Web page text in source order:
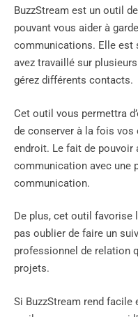
BuzzStream est un outil
pouvant vous aider à
communications. Elle est
avez travaillé sur
gérez différents contacts.
Cet outil vous permettra
de conserver à la fois vos
endroit. Le fait de pouvoir
communication avec une
communication.
De plus, cet outil favorise
pas oublier de faire un
professionnel de relation
projets.
Si BuzzStream rend facile